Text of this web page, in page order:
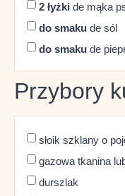
2 łyżki de mąka
do smaku de sól
do smaku de
Przybory
słoik szklany o
gazowa tkanina
durszlak